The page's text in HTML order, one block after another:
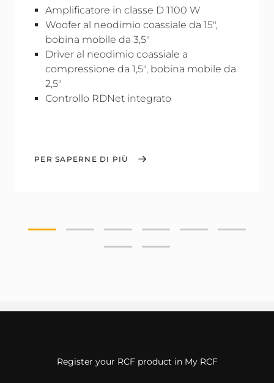
Amplificatore in classe D 1100 W
Woofer al neodimio coassiale da 15",
bobina mobile da 3,5"
Driver al neodimio coassiale a
compressione da 1,5", bobina mobile da
2,5"
Controllo RDNet integrato
PER SAPERNE DI PIÙ
Register your RCF product in My RCF